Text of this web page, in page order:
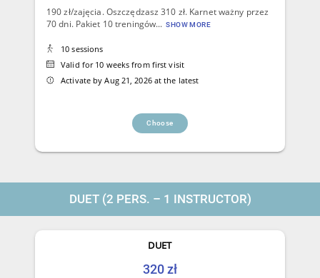
190 zł/zajęcia. Oszczędzasz 310 zł. Karnet ważny przez
70 dni. Pakiet 10 treningów... SHOW MORE
10 sessions
Valid for 10 weeks from first visit
Activate by Aug 21, 2026 at the latest
Choose
DUET (2 PERS. – 1 INSTRUCTOR)
DUET
320 zł